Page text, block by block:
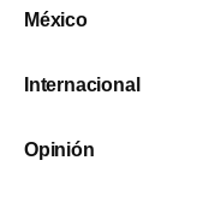
México
Internacional
Opinión